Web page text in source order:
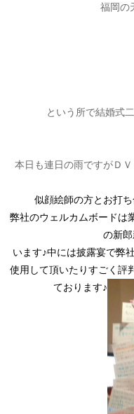
福岡の
という所で結婚式
本日も連日の雨ですがＤ
似顔絵師の方とお打
弊社のウェルカムボードは
の新
います♪中には披露宴で弊
使用して頂いたりすごく評
ております♪